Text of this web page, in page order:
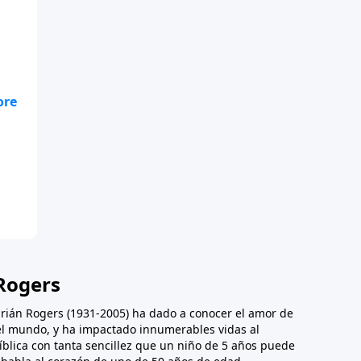
Rogers (1931-2005) ha dado a conocer el amor de
mundo, y ha impactado innumerables vidas al
con tanta sencillez que un niño de 5 años puede